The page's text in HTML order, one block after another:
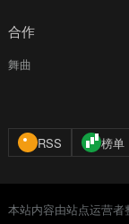
合作
舞曲
RSS 榜单
本站内容由站点运营者